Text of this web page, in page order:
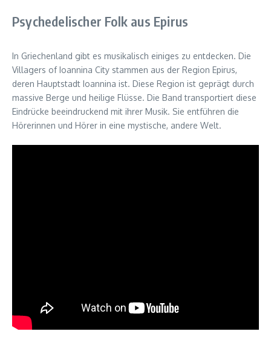
Psychedelischer Folk aus Epirus
In Griechenland gibt es musikalisch einiges zu entdecken. Die
Villagers of Ioannina City stammen aus der Region Epirus,
deren Hauptstadt Ioannina ist. Diese Region ist geprägt durch
massive Berge und heilige Flüsse. Die Band transportiert diese
Eindrücke beeindruckend mit ihrer Musik. Sie entführen die
Hörerinnen und Hörer in eine mystische, andere Welt.